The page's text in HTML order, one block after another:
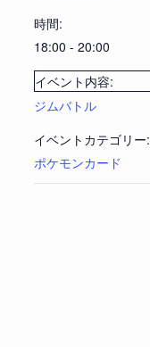
時間:
18:00 - 20:00
イベント内容:
ジムバトル
イベントカテゴリー:
ポケモンカード